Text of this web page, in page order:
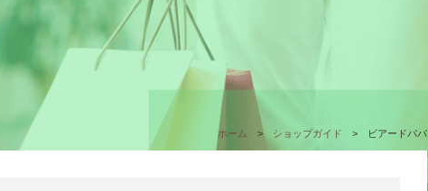
ホーム ショップガイド ビアードパパ